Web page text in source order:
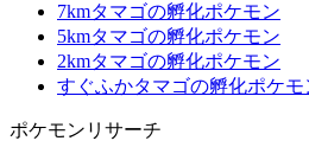
7kmタマゴの孵化ポケモン
5kmタマゴの孵化ポケモン
2kmタマゴの孵化ポケモン
すぐふかタマゴの孵化ポケモ
ポケモンリサーチ